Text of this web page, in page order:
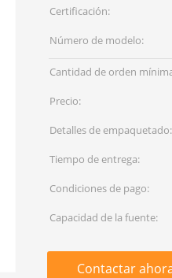
Certificación:
Número de modelo:
Cantidad de orden
Precio:
Detalles de empaquetado:
Tiempo de entrega:
Condiciones de pago:
Capacidad de la fuente:
Contactar